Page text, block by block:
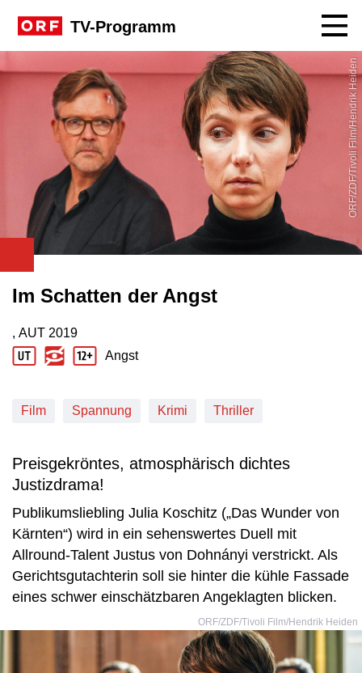
TV-Programm
ORF/ZDF/Tivoli Film/Hendrik Heiden
Im Schatten der Angst
Produktionsland: AUT
, AUT
Produktionsjahr: 2019
2019
Jugendschutz Beschreibung: Angst
Angst
Film Spannung Krimi Thriller
Preisgekröntes, atmosphärisch dichtes
Justizdrama!
Publikumsliebling Julia Koschitz („Das Wunder von
Kärnten“) wird in ein sehenswertes Duell mit
Allround-Talent Justus von Dohnányi verstrickt. Als
Gerichtsgutachterin soll sie hinter die kühle Fassade
eines schwer einschätzbaren Angeklagten blicken.
ORF/ZDF/Tivoli Film/Hendrik Heiden